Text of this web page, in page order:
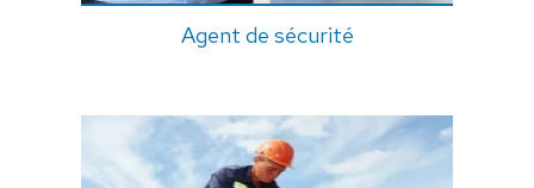
Agent de sécurité